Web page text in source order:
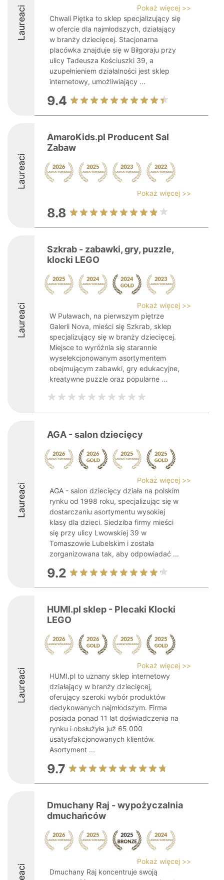
Laureaci
Pokaż więcej >>
Chwali Piętka to sklep specjalizujący się
w ofercie dla najmłodszych, działający
w branży dziecięcej. Stacjonarna
placówka znajduje się w Biłgoraju przy
ulicy Tadeusza Kościuszki 39, a
uzupełnieniem działalności jest sklep
internetowy, umożliwiający ...
9.4
Laureaci
AmaroKids.pl Producent Sal
Zabaw
Pokaż więcej >>
8.8
Laureaci
Szkrab - zabawki, gry, puzzle,
klocki LEGO
Pokaż więcej >>
W Puławach, na pierwszym piętrze
Galerii Nova, mieści się Szkrab, sklep
specjalizujący się w branży dziecięcej.
Miejsce to wyróżnia się starannie
wyselekcjonowanym asortymentem
obejmującym zabawki, gry edukacyjne,
kreatywne puzzle oraz popularne ...
Laureaci
AGA - salon dziecięcy
Pokaż więcej >>
AGA - salon dziecięcy działa na polskim
rynku od 1998 roku, specjalizując się w
dostarczaniu asortymentu wysokiej
klasy dla dzieci. Siedziba firmy mieści
się przy ulicy Lwowskiej 39 w
Tomaszowie Lubelskim i została
zorganizowana tak, aby odpowiadać ...
9.2
Laureaci
HUMI.pl sklep - Plecaki Klocki
LEGO
Pokaż więcej >>
HUMI.pl to uznany sklep internetowy
działający w branży dziecięcej,
oferujący szeroki wybór produktów
dedykowanych najmłodszym. Firma
posiada ponad 11 lat doświadczenia na
rynku i obsłużyła już 65 000
usatysfakcjonowanych klientów.
Asortyment ...
9.7
Dmuchany Raj - wypożyczalnia
dmuchańców
Pokaż więcej >>
Dmuchany Raj koncentruje swoją